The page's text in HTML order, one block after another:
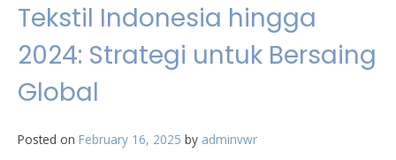
Tekstil Indonesia hingga
2024: Strategi untuk Bersaing
Global
Posted on February 16, 2025 by adminvwr